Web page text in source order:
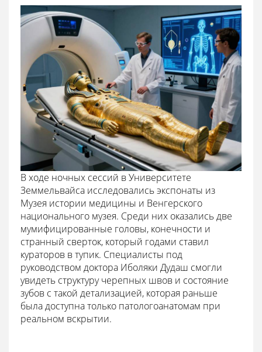
В ходе ночных сессий в Университете
Земмельвайса исследовались экспонаты из
Музея истории медицины и Венгерского
национального музея. Среди них оказались две
мумифицированные головы, конечности и
странный сверток, который годами ставил
кураторов в тупик. Специалисты под
руководством доктора Иболяки Дудаш смогли
увидеть структуру черепных швов и состояние
зубов с такой детализацией, которая раньше
была доступна только патологоанатомам при
реальном вскрытии.